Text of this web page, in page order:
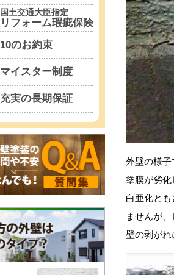
外壁の様子
塗膜が劣
白亜化と
ませんが
壁の剥がれ
国土交通大臣指定
リフォーム瑕疵保険
10のお約束
マイスター制度
充実の長期保証